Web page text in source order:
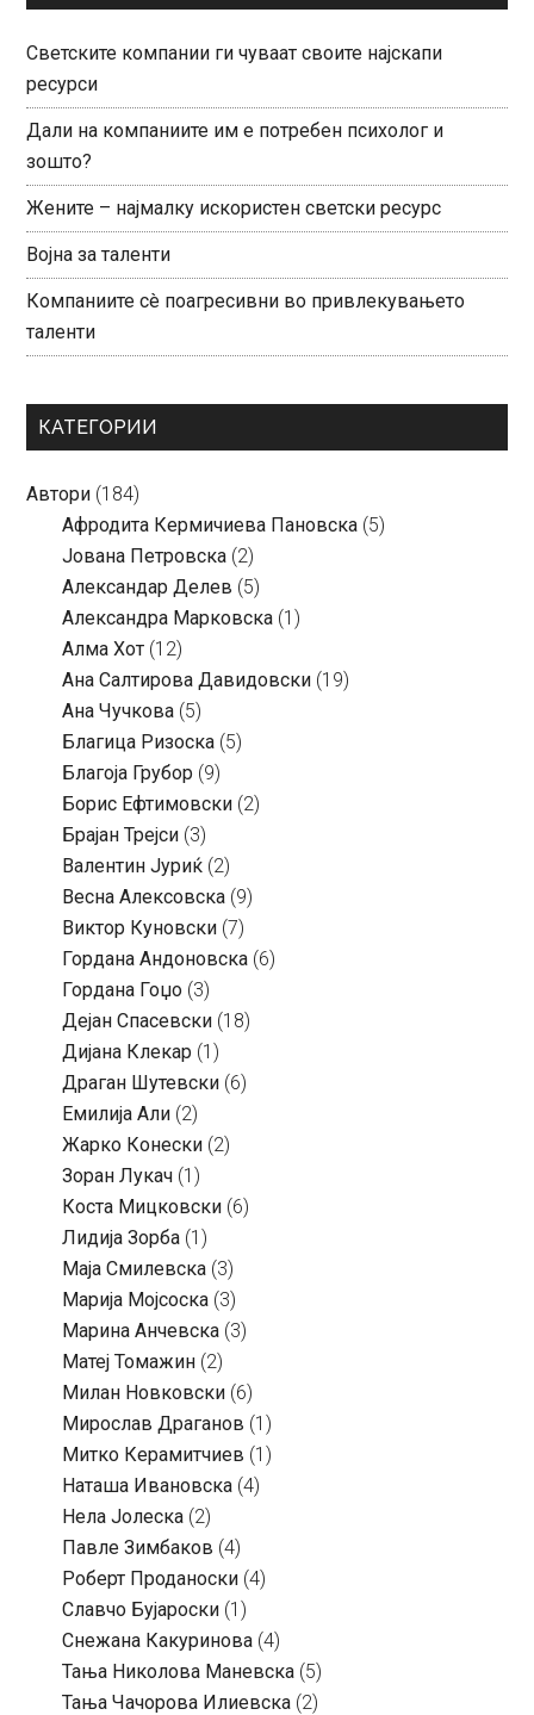
Светските компании ги чуваат своите најскапи
ресурси
Дали на компаниите им е потребен психолог и
зошто?
Жените – најмалку искористен светски ресурс
Војна за таленти
Компаниите сè поагресивни во привлекувањето
таленти
КАТЕГОРИИ
Автори (184)
Aфродита Кермичиева Пановска (5)
Јована Петровска (2)
Александар Делев (5)
Александра Марковска (1)
Алма Хот (12)
Ана Салтирова Давидовски (19)
Ана Чучкова (5)
Благица Ризоска (5)
Благоја Грубор (9)
Борис Ефтимовски (2)
Брајан Трејси (3)
Валентин Јуриќ (2)
Весна Алексовска (9)
Виктор Куновски (7)
Гордана Андоновска (6)
Гордана Гоџо (3)
Дејан Спасевски (18)
Дијана Клекар (1)
Драган Шутевски (6)
Емилија Али (2)
Жарко Конески (2)
Зоран Лукач (1)
Коста Мицковски (6)
Лидија Зорба (1)
Маја Смилевска (3)
Марија Мојсоска (3)
Марина Анчевска (3)
Матеј Томажин (2)
Милан Новковски (6)
Мирослав Драганов (1)
Митко Керамитчиев (1)
Наташа Ивановска (4)
Нела Јолеска (2)
Павле Зимбаков (4)
Роберт Проданоски (4)
Славчо Бујароски (1)
Снежана Какуринова (4)
Тања Николова Маневска (5)
Тања Чачорова Илиевска (2)